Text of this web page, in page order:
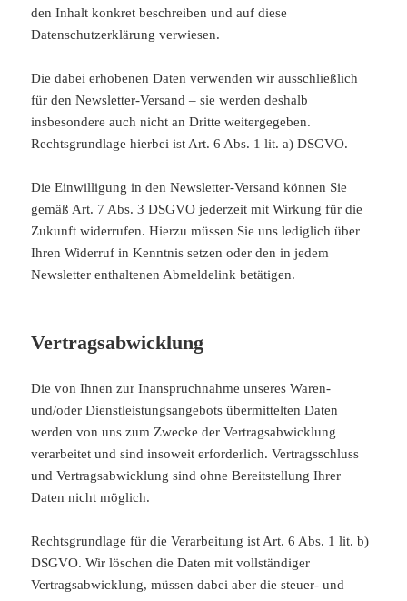
den Inhalt konkret beschreiben und auf diese
Datenschutzerklärung verwiesen.
Die dabei erhobenen Daten verwenden wir ausschließlich
für den Newsletter-Versand – sie werden deshalb
insbesondere auch nicht an Dritte weitergegeben.
Rechtsgrundlage hierbei ist Art. 6 Abs. 1 lit. a) DSGVO.
Die Einwilligung in den Newsletter-Versand können Sie
gemäß Art. 7 Abs. 3 DSGVO jederzeit mit Wirkung für die
Zukunft widerrufen. Hierzu müssen Sie uns lediglich über
Ihren Widerruf in Kenntnis setzen oder den in jedem
Newsletter enthaltenen Abmeldelink betätigen.
Vertragsabwicklung
Die von Ihnen zur Inanspruchnahme unseres Waren-
und/oder Dienstleistungsangebots übermittelten Daten
werden von uns zum Zwecke der Vertragsabwicklung
verarbeitet und sind insoweit erforderlich. Vertragsschluss
und Vertragsabwicklung sind ohne Bereitstellung Ihrer
Daten nicht möglich.
Rechtsgrundlage für die Verarbeitung ist Art. 6 Abs. 1 lit. b)
DSGVO. Wir löschen die Daten mit vollständiger
Vertragsabwicklung, müssen dabei aber die steuer- und